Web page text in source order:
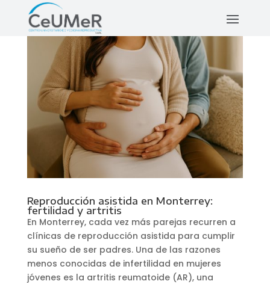
Reproducción asistida en Monterrey:
fertilidad y artritis
En Monterrey, cada vez más parejas recurren a
clínicas de reproducción asistida para cumplir
su sueño de ser padres. Una de las razones
menos conocidas de infertilidad en mujeres
jóvenes es la artritis reumatoide (AR), una